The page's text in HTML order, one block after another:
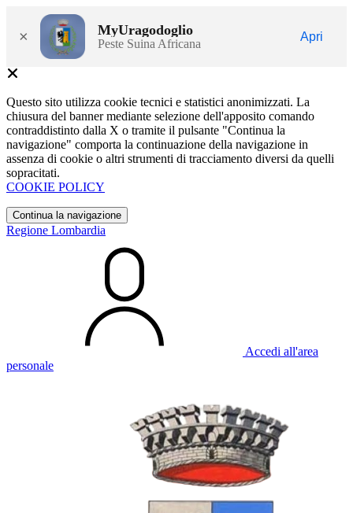
× MyUragodoglio
Peste Suina Africana
Apri
Questo sito utilizza cookie tecnici e statistici anonimizzati. La
chiusura del banner mediante selezione dell'apposito comando
contraddistinto dalla X o tramite il pulsante "Continua la
navigazione" comporta la continuazione della navigazione in
assenza di cookie o altri strumenti di tracciamento diversi da quelli
sopracitati.
COOKIE POLICY
Continua la navigazione
Regione Lombardia
Accedi all'area
personale